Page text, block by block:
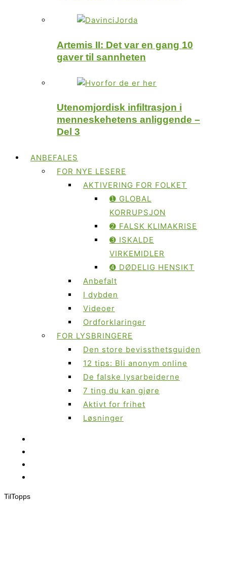
Artemis II: Det var en gang 10
gaver til sannheten
Utenomjordisk infiltrasjon i
menneskehetens anliggende –
Del 3
ANBEFALES
FOR NYE LESERE
AKTIVERING FOR FOLKET
➊ GLOBAL
KORRUPSJON
➋ FALSK KLIMAKRISE
➌ ISKALDE
VIRKEMIDLER
➍ DØDELIG HENSIKT
Anbefalt
I dybden
Videoer
Ordforklaringer
FOR LYSBRINGERE
Den store bevissthetsguiden
12 tips: Bli anonym online
De falske lysarbeiderne
7 ting du kan gjøre
Aktivt for frihet
Løsninger
TilTopps